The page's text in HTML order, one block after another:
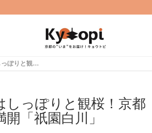
2018京都桜開花情報☆夜はしっぽりと観桜！京都随一のナイトスポットも満開「祇園白川」
っぽりと観桜！京都
「祇園白川」